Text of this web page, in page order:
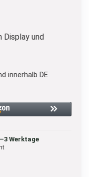
Display und
innerhalb DE
Werktage